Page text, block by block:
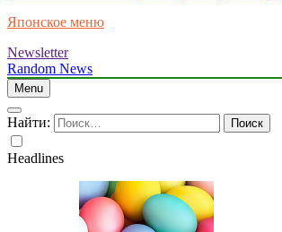
Японское меню
Newsletter
Random News
Menu
Найти:
Headlines